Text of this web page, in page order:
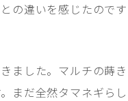
の違いを感じたのです
ました。マルチの蒔き
まだ全然タマネギらし